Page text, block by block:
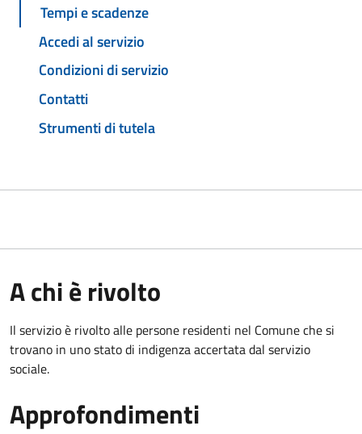
Tempi e scadenze
Accedi al servizio
Condizioni di servizio
Contatti
Strumenti di tutela
A chi è rivolto
Il servizio è rivolto alle persone residenti nel Comune che si
trovano in uno stato di indigenza accertata dal servizio
sociale.
Approfondimenti